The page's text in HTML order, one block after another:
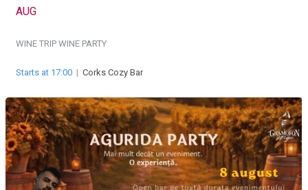
AUG
WINE TRIP WINE PARTY
Starts at 17:00 | Corks Cozy Bar